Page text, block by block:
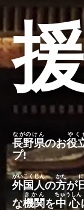
長野県
ながのけん
のお役
やく
プ!
外国人
がいこくじん
の方
かた
が
な機関
きかん
を中心
ちゅうしん